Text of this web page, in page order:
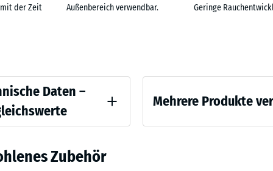
der Zeit
Außenbereich verwendbar.
Geringe
Daten –
Dichte - Skalenwert 1 = bis 780 kg/m³
Mehrere Produkte
Zubehör